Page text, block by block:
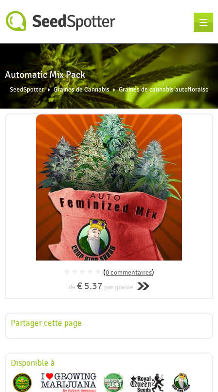
Automatic Mix Pack
SeedSpotter Graines de Cannabis Graines de cannabis autofloraison
(0 commentaires)
de€ 5.37 par graine
Partager cette page
Disponible à